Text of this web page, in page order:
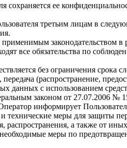
ее
третьим лицам в
законодательством в
все обязательства по
без ограничения
(распространение,
данных с использованием
законом от 27.07.2006
информирует
меры для защиты
а также от
меры по